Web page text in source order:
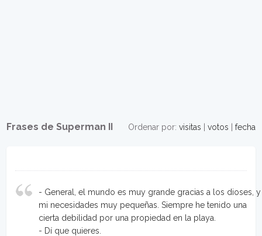
Ordenar por: visitas votos fecha
Frases de Superman II
- General, el mundo es muy grande gracias a los dioses, y
mi necesidades muy pequeñas. Siempre he tenido una
cierta debilidad por una propiedad en la playa.
- Dí que quieres.